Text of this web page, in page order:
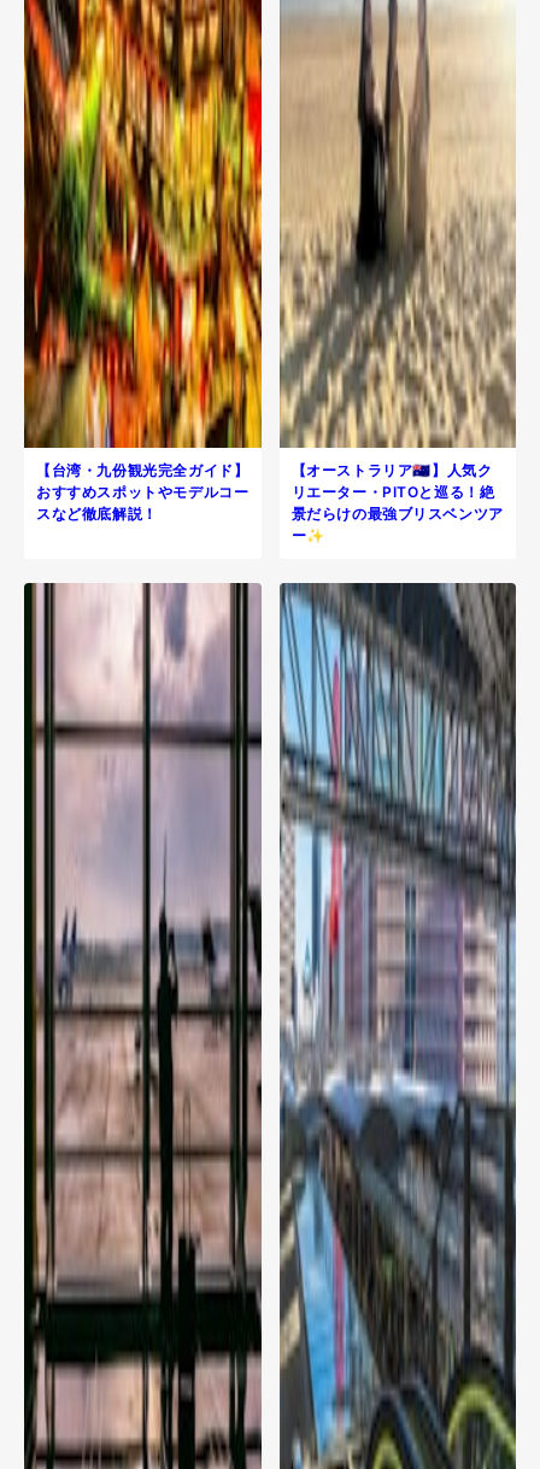
【台湾・九份観光完全ガイド】
おすすめスポットやモデルコー
スなど徹底解説！
【オーストラリア🇦🇺】人気ク
リエーター・PITOと巡る！絶
景だらけの最強ブリスベンツア
ー✨